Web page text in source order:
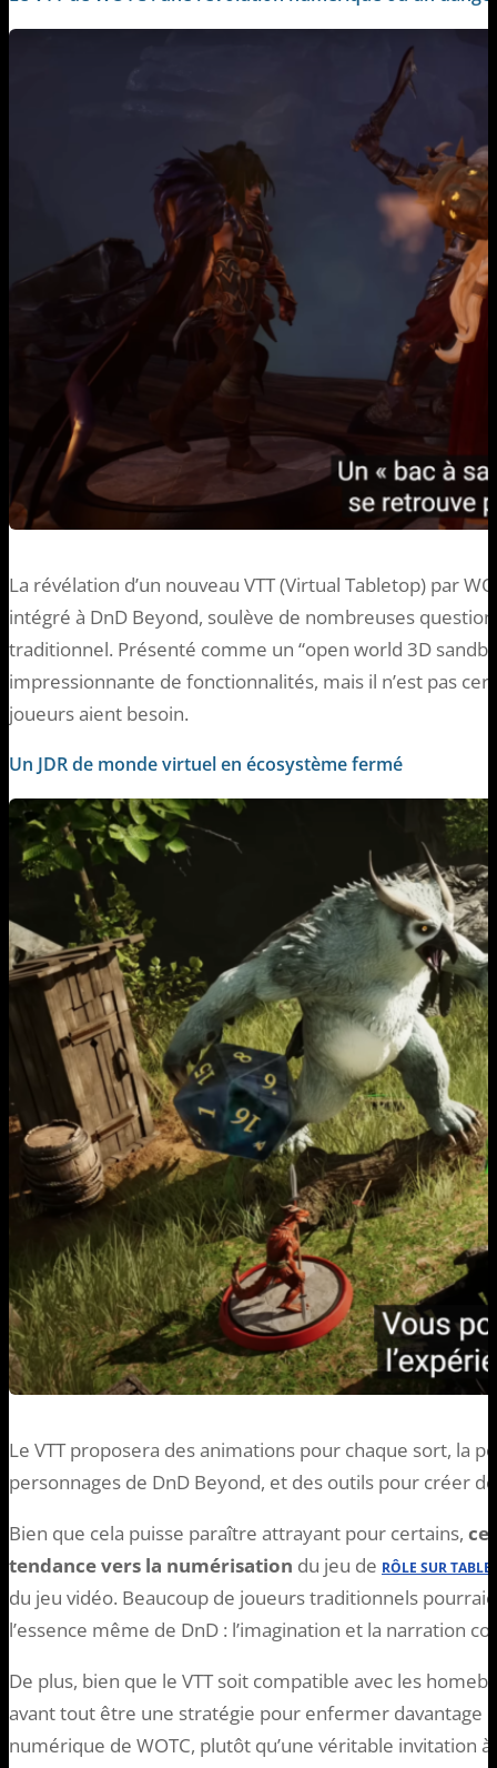
La révélation d’un nouveau VTT (Virtual Tabletop) par
intégré à DnD Beyond, soulève de nombreuses
traditionnel. Présenté comme un “open world 3D
impressionnante de fonctionnalités, mais il n’est pas
joueurs aient besoin.
Un JDR de monde virtuel en écosystème fermé
Le VTT proposera des animations pour chaque sort, la
personnages de DnD Beyond, et des outils pour créer
Bien que cela puisse paraître attrayant pour certains,
tendance vers la numérisation du jeu de RÔLE SUR TABLE
du jeu vidéo. Beaucoup de joueurs traditionnels
l’essence même de DnD : l’imagination et la narration
De plus, bien que le VTT soit compatible avec les
avant tout être une stratégie pour enfermer davantage
numérique de WOTC, plutôt qu’une véritable invitation à